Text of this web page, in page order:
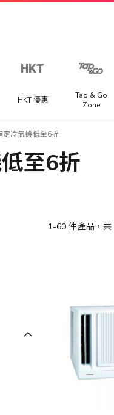
HKT 優惠
Tap & Go
Zone
定冷氣機低至6折
至6折
1-60 件產品，共